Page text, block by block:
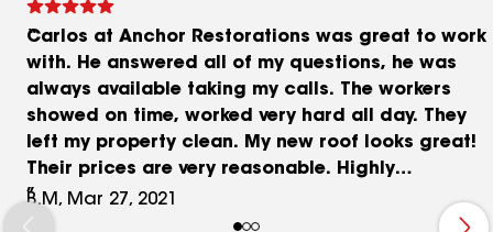
Carlos at Anchor Restorations was great to work
with. He answered all of my questions, he was
always available taking my calls. The workers
showed on time, worked very hard all day. They
left my property clean. My new roof looks great!
Their prices are very reasonable. Highly
recommend!
B.M, Mar 27, 2021